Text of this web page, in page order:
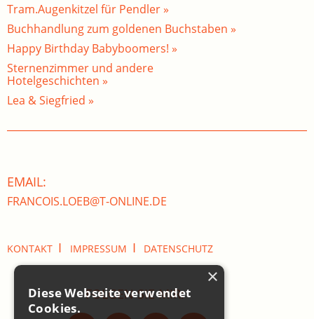
Tram.Augenkitzel für Pendler »
Buchhandlung zum goldenen Buchstaben »
Happy Birthday Babyboomers! »
Sternenzimmer und andere
Hotelgeschichten »
Lea & Siegfried »
EMAIL:
FRANCOIS.LOEB@T-ONLINE.DE
KONTAKT I IMPRESSUM I DATENSCHUTZ
FOLGEN SIE MIR:
×
Diese Webseite verwendet
Cookies.